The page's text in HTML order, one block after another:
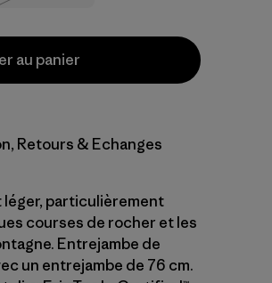
au panier
Retours & Echanges
particulièrement
courses de rocher et les
Entrejambe de
un entrejambe de 76 cm.